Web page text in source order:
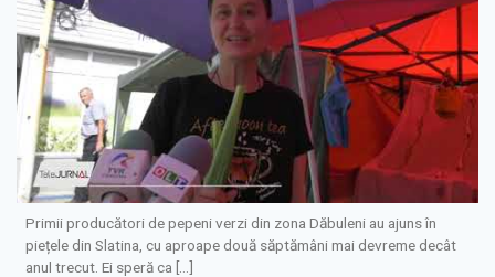
Primii producători de pepeni verzi din zona Dăbuleni au ajuns în
piețele din Slatina, cu aproape două săptămâni mai devreme decât
anul trecut. Ei speră ca […]